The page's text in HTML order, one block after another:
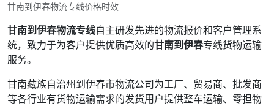
甘南到伊春物流专线价格时效
甘南到伊春物流专线自主研发先进的物流报价和客户管理系
统，致力于为客户提供优质高效的甘南到伊春专线货物运输
服务。
甘南藏族自治州到伊春市物流公司为工厂、贸易商、批发商
等各行业有货物运输需求的发货用户提供整车运输、零担物